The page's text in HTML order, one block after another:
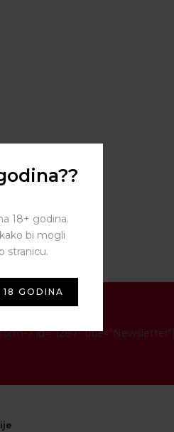
7 id="1287" title="Newsletter"]
18+ godina.
bi mogli
stranicu.
18 GODINA